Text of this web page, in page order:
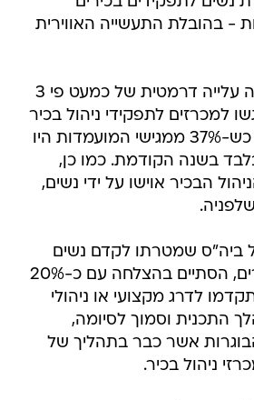
- בהובלת התעשייה האווירית
בשנת 2023 נרשמה עלייה דרמטית של כמעט פי 3
למכרזים לתפקידי ניהול בכיר
בתעשייה האווירית, כש-37% ממגישי המועמדות היו
לעומת 10% בלבד בשנה הקודמת. כמו כן,
הניהול הבכיר אוישו על ידי נשים,
ביה"ס שמטרתו לקדם נשים
לתפקידי ניהול בכירים, הסתיים בהצלחה עם כ-20%
לדרג מקצועי או ניהולי
התכנית וסמוך לסיומה,
מהבוגרות אשר כבר בתהליך של
ניהול בכיר.